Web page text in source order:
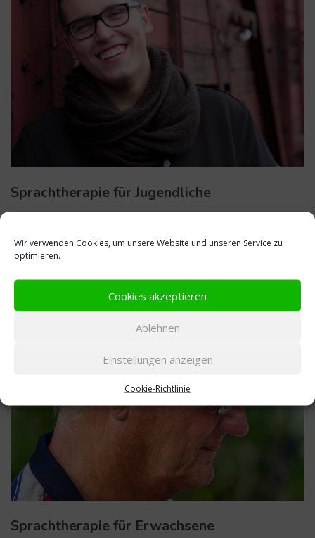
Wir verwenden Cookies, um unsere Website und unseren Service zu
optimieren.
Cookies akzeptieren
Ablehnen
Einstellungen anzeigen
Cookie-Richtlinie
Sprachtherapie für Jugendliche
Förderschulen und anderen Einrichtungen angeboten.
Sprachtherapie für Erwachsene